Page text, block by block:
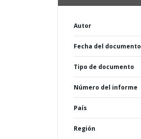
Autor
Fecha del documento
Tipo de documento
Número del informe
País
Región